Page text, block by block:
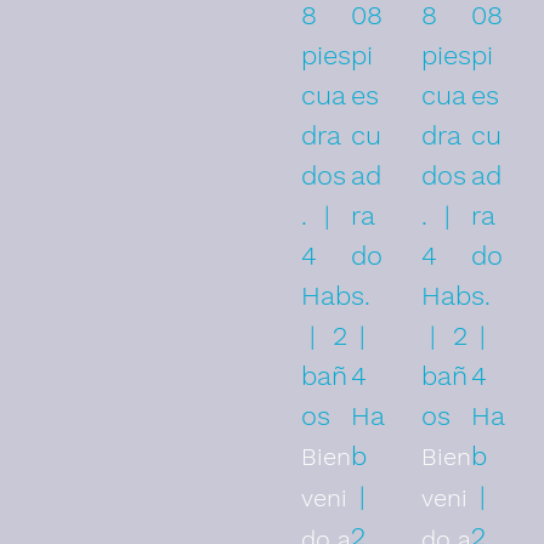
8
pies
cua
dra
dos
. |
4
Hab
| 2
bañ
os
Bien
veni
08
pi
es
cu
ad
ra
do
s.
|
4
Ha
b
|
2
8
pies
cua
dra
dos
. |
4
Hab
| 2
bañ
os
Bien
veni
08
pi
es
cu
ad
ra
do
s.
|
4
Ha
b
|
2